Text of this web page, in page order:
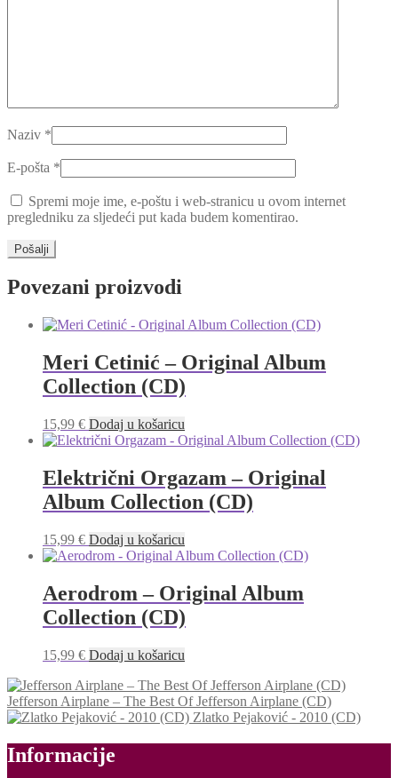
Naziv *
E-pošta *
Spremi moje ime, e-poštu i web-stranicu u ovom internet
pregledniku za sljedeći put kada budem komentirao.
Povezani proizvodi
Meri Cetinić – Original Album
Collection (CD)
15,99 € Dodaj u košaricu
Električni Orgazam – Original
Album Collection (CD)
15,99 € Dodaj u košaricu
Aerodrom – Original Album
Collection (CD)
15,99 € Dodaj u košaricu
Jefferson Airplane ‎– The Best Of Jefferson Airplane (CD)
Zlatko Pejaković - 2010 (CD)
Informacije